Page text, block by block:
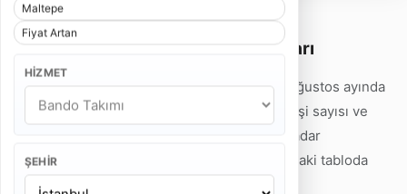
Maltepe
Fiyat Artan
HIZMET
ŞEHIR
İstanbul Maltepe Bando Takımı Fiyatları
İstanbul Maltepe Bando Takımı fiyatları 2026 Ağustos ayında
7.500 TL'den başlamaktadır. Hizmet tipi, ekip kişi sayısı ve
program süresine göre fiyatlar 32.000 TL'ye kadar
çıkabilmektedir. Detaylı fiyat örneklerini aşağıdaki tabloda
inceleyebilirsiniz.